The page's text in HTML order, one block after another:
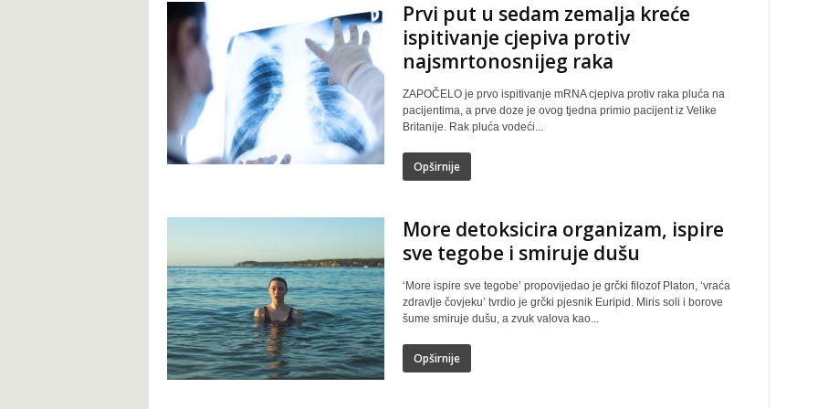
Prvi put u sedam zemalja kreće
ispitivanje cjepiva protiv
najsmrtonosnijeg raka
ZAPOČELO je prvo ispitivanje mRNA cjepiva protiv raka pluća na
pacijentima, a prve doze je ovog tjedna primio pacijent iz Velike
Britanije. Rak pluća vodeći...
Opširnije
More detoksicira organizam, ispire
sve tegobe i smiruje dušu
‘More ispire sve tegobe’ propovijedao je grčki filozof Platon, ‘vraća
zdravlje čovjeku’ tvrdio je grčki pjesnik Euripid. Miris soli i borove
šume smiruje dušu, a zvuk valova kao...
Opširnije